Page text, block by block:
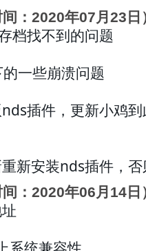
：2020年07月23日
档找不到的问题
一些崩溃问题
插件，更新小鸡
新安装nds插件，
：2020年06月14日